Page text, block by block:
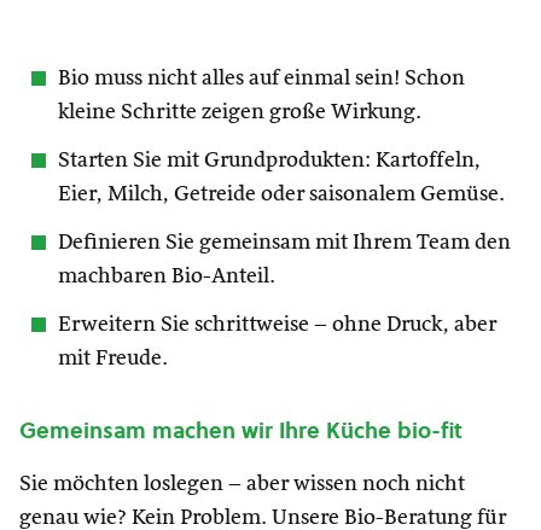
Bio muss nicht alles auf einmal sein! Schon
kleine Schritte zeigen große Wirkung.
Starten Sie mit Grundprodukten: Kartoffeln,
Eier, Milch, Getreide oder saisonalem Gemüse.
Definieren Sie gemeinsam mit Ihrem Team den
machbaren Bio-Anteil.
Erweitern Sie schrittweise – ohne Druck, aber
mit Freude.
Gemeinsam machen wir Ihre Küche bio-fit
Sie möchten loslegen – aber wissen noch nicht
genau wie? Kein Problem. Unsere Bio-Beratung für